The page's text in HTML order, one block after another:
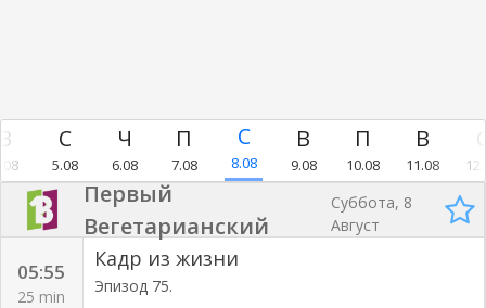
5.08 6.08 7.08 8.08 9.08 10.08 11.08
Первый
Вегетарианский
Суббота, 8
Август
05:55
25 min
Кадр из жизни
Эпизод 75.